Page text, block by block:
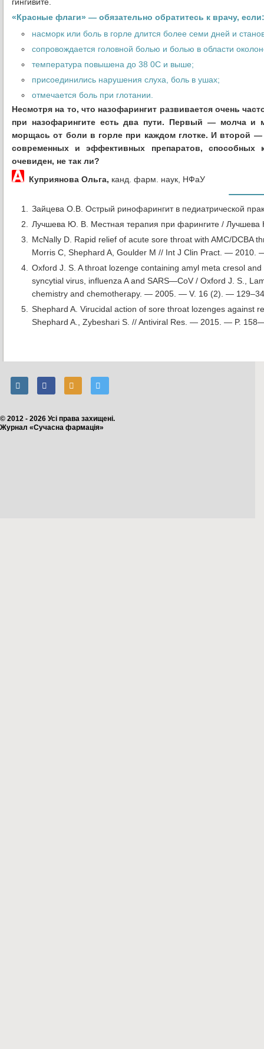
«Красные флаги» — обязательно обратитесь к врачу, если:
насморк или боль в горле длится более семи дней и
сопровождается головной болью и болью в области
температура повышена до 38 0С и выше;
присоединились нарушения слуха, боль в ушах;
отмечается боль при глотании.
Несмотря на то, что назофарингит развивается очень
при назофарингите есть два пути. Первый — молча и
морщась от боли в горле при каждом глотке. И второй —
современных и эффективных препаратов,
очевиден, не так ли?
Куприянова Ольга, канд. фарм. наук, НФаУ
Зайцева О.В. Острый ринофарингит в педиатрической
Лучшева Ю. В. Местная терапия при фарингите /
McNally D. Rapid relief of acute sore throat with AMC/DCBA
Morris C, Shephard A, Goulder M // Int J Clin Pract. —
Oxford J. S. A throat lozenge containing amyl meta cresol
syncytial virus, influenza A and SARS—CoV / Oxford J. S.,
chemistry and chemotherapy. — 2005. — V. 16 (2). —
Shephard A. Virucidal action of sore throat lozenges against
Shephard A., Zybeshari S. // Antiviral Res. — 2015. — P.
© 2012 - 2026 Усі права захищені.
Журнал «Сучасна фармація»